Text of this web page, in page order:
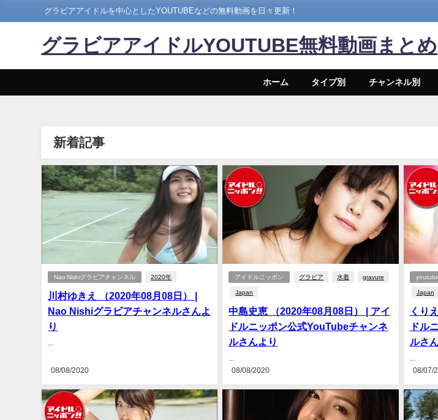
グラビアアイドルを中心としたYOUTUBEなどの無料動画を日々更新！
グラビアアイドルYOUTUBE無料動画まとめ
ホーム タイプ別 チャンネル別
新着記事
Nao Nishiグラビアチャンネル 2020年
川村ゆきえ （2020年08月08日） |
Nao Nishiグラビアチャンネルさんよ
り
08/08/2020
アイドルニッポン グラビア 水着 gravure
Japan
中島史恵 （2020年08月08日） | アイ
ドルニッポン公式YouTubeチャンネ
ルさんより
08/08/2020
Japan
くり
ドル
ルさ
08/07/